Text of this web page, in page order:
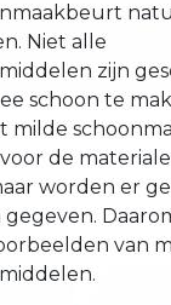
Niet alle
zijn
schoon te
milde
de
worden er
van